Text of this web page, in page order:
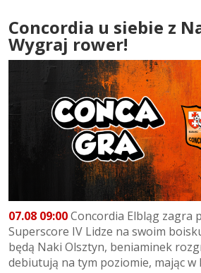
Concordia u siebie z
Wygraj rower!
07.08 09:00Concordia Elbląg zagra
Superscore IV Lidze na swoim
będą Naki Olsztyn, beniaminek
debiutują na tym poziomie, mając w